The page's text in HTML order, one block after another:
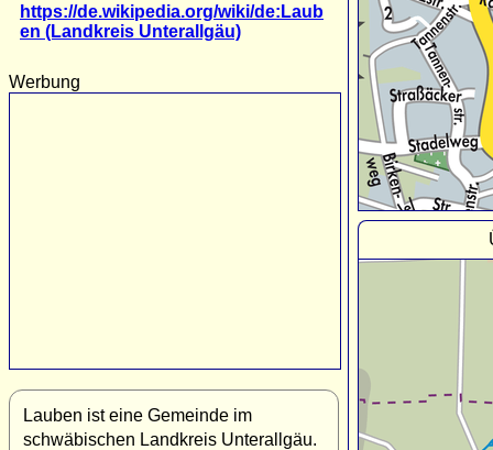
https://de.wikipedia.org/wiki/de:Laub
en (Landkreis Unterallgäu)
Werbung
Lauben ist eine Gemeinde im
schwäbischen Landkreis Unterallgäu.